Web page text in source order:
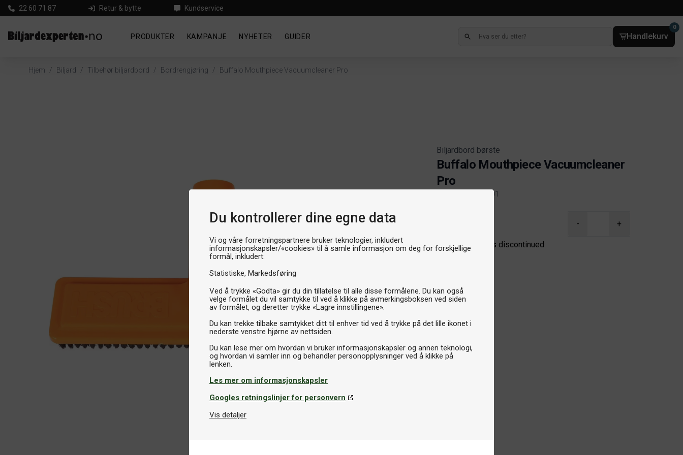
Du kontrollerer dine egne data
Vi og våre forretningspartnere bruker teknologier, inkludert
informasjonskapsler/«cookies» til å samle informasjon om deg for forskjellige
formål, inkludert:
Statistiske Markedsføring
Ved å trykke «Godta» gir du din tillatelse til alle disse formålene. Du kan også
velge formålet du vil samtykke til ved å klikke på avmerkingsboksen ved siden
av formålet, og deretter trykke «Lagre innstillingene».
Du kan trekke tilbake samtykket ditt til enhver tid ved å trykke på det lille ikonet i
nederste venstre hjørne av nettsiden.
Du kan lese mer om hvordan vi bruker informasjonskapsler og annen teknologi,
og hvordan vi samler inn og behandler personopplysninger ved å klikke på
Les mer om informasjonskapsler
Googles retningslinjer for personvern
Vis detaljer
22 60 71 87 Retur & bytte Kundservice
PRODUKTER KAMPANJE NYHETER GUIDER Handlekurv
0
Hjem / Biljard / Tilbehør biljardbord / Bordrengjøring / Buffalo Mouthpiece Vacuumcleaner Pro
Biljardbord børste
Buffalo Mouthpiece Vacuumcleaner
Pro
Artikkelnr. 3287-001
- +
The product is discontinued